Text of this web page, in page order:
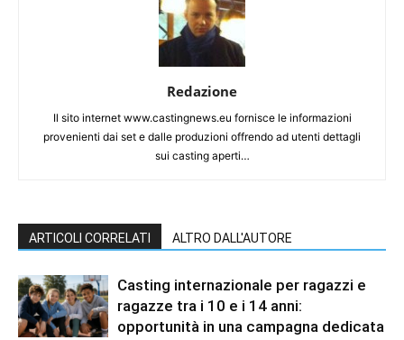
Redazione
Il sito internet www.castingnews.eu fornisce le informazioni
provenienti dai set e dalle produzioni offrendo ad utenti dettagli
sui casting aperti…
ARTICOLI CORRELATI ALTRO DALL'AUTORE
Casting internazionale per ragazzi e
ragazze tra i 10 e i 14 anni:
opportunità in una campagna dedicata